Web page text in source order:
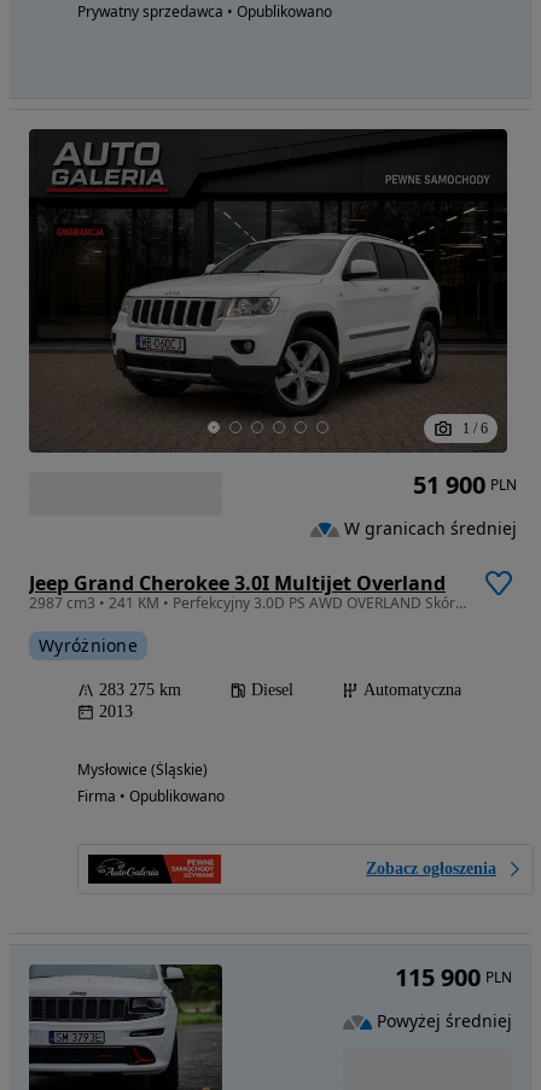
Prywatny sprzedawca • Opublikowano
1 / 6
Jeep Grand Cherokee 3.0I Multijet Overland
2987 cm3 • 241 KM • Perfekcyjny 3.0D PS AWD OVERLAND Skóra Kamera Progi MAX
Wyróżnione
283 275 km Diesel
Automatyczna
2013
Mysłowice (Śląskie)
Firma • Opublikowano
Zobacz ogłoszenia
51 900 PLN
W granicach średniej
115 900 PLN
Powyżej średniej